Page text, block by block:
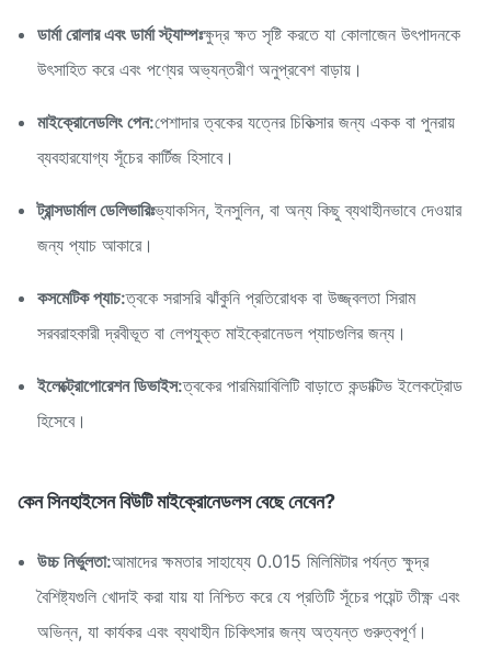
ডার্মা রোলার এবং ডার্মা স্ট্যাম্পঃক্ষুদ্র ক্ষত সৃষ্টি করতে যা কোলাজেন উৎপাদনকে
উৎসাহিত করে এবং পণ্যের অভ্যন্তরীণ অনুপ্রবেশ বাড়ায়।
মাইক্রোনেডলিং পেন:পেশাদার ত্বকের যত্নের চিকিত্সার জন্য একক বা পুনরায়
ব্যবহারযোগ্য সূঁচের কার্টিজ হিসাবে।
ট্রান্সডার্মাল ডেলিভারিঃভ্যাকসিন, ইনসুলিন, বা অন্য কিছু ব্যথাহীনভাবে দেওয়ার
জন্য প্যাচ আকারে।
কসমেটিক প্যাচ:ত্বকে সরাসরি ঝাঁকুনি প্রতিরোধক বা উজ্জ্বলতা সিরাম
সরবরাহকারী দ্রবীভূত বা লেপযুক্ত মাইক্রোনেডল প্যাচগুলির জন্য।
ইলেক্ট্রোপোরেশন ডিভাইস:ত্বকের পারমিয়াবিলিটি বাড়াতে কন্ডাক্টিভ ইলেকট্রোড
হিসেবে।
কেন সিনহাইসেন বিউটি মাইক্রোনেডলস বেছে নেবেন?
উচ্চ নির্ভুলতা:আমাদের ক্ষমতার সাহায্যে 0.015 মিলিমিটার পর্যন্ত ক্ষুদ্র
বৈশিষ্ট্যগুলি খোদাই করা যায় যা নিশ্চিত করে যে প্রতিটি সূঁচের পয়েন্ট তীক্ষ্ণ এবং
অভিন্ন, যা কার্যকর এবং ব্যথাহীন চিকিৎসার জন্য অত্যন্ত গুরুত্বপূর্ণ।